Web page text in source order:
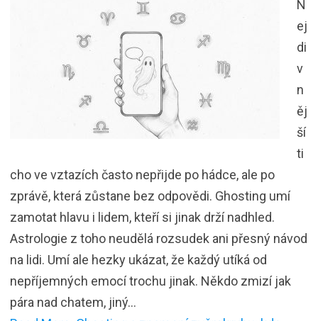
N
ej
di
v
n
ěj
ší
ti
cho ve vztazích často nepřijde po hádce, ale po
zprávě, která zůstane bez odpovědi. Ghosting umí
zamotat hlavu i lidem, kteří si jinak drží nadhled.
Astrologie z toho neudělá rozsudek ani přesný návod
na lidi. Umí ale hezky ukázat, že každý utíká od
nepříjemných emocí trochu jinak. Někdo zmizí jak
pára nad chatem, jiný…